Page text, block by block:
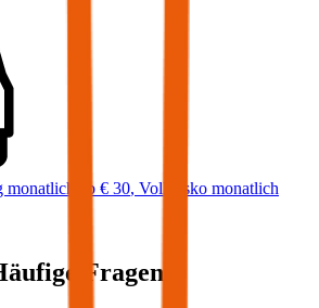
monatlich ab € 30, Vollkasko monatlich
Fragen